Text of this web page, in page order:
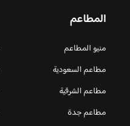
المطاعم
منيو المطاعم
مطاعم السعودية
مطاعم الشرقية
مطاعم جدة